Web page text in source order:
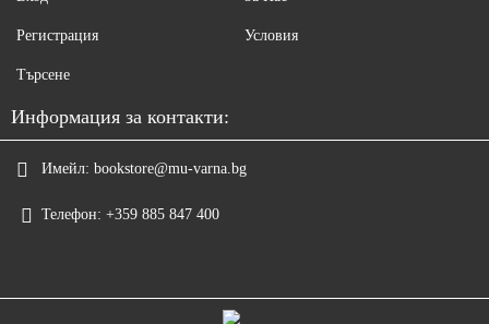
Регистрация
Търсене
Условия
Информация за контакти:
Имейл: bookstore@mu-varna.bg
Телефон: +359 885 847 400